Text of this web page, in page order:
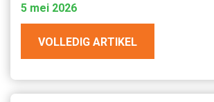
5 mei 2026
VOLLEDIG ARTIKEL